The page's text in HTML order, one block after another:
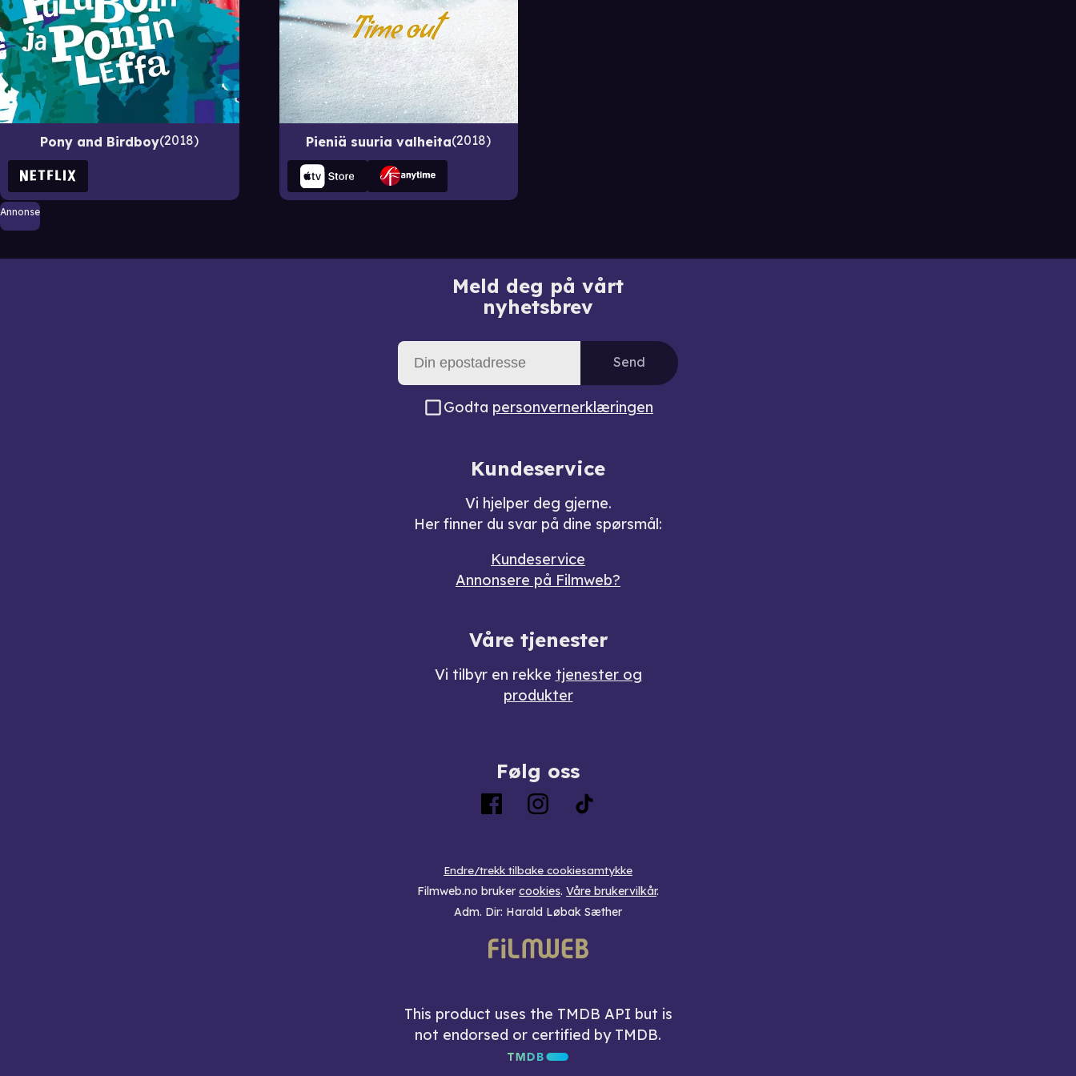
Pony and Birdboy 2018 Pieniä suuria valheita 2018
Annonse
Meld deg på vårt
nyhetsbrev
Send
Godta personvernerklæringen
Kundeservice
Vi hjelper deg gjerne.
Her finner du svar på dine spørsmål:
Kundeservice
Annonsere på Filmweb?
Våre tjenester
Vi tilbyr en rekke tjenester og
produkter
Følg oss
Endre/trekk tilbake cookiesamtykke
Filmweb.no bruker cookies. Våre brukervilkår.
Adm. Dir: Harald Løbak Sæther
This product uses the TMDB API but is
not endorsed or certified by TMDB.